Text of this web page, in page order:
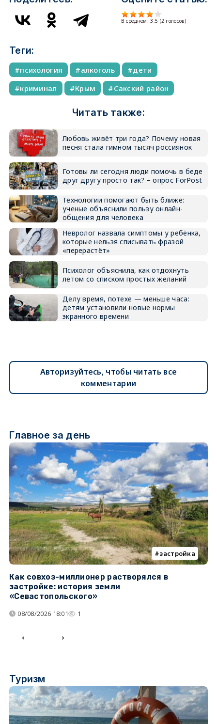
В среднем:3.5 (2 голосов)
Теги:
психология алкоголь
дети
криминал
Крым Сакский район
Читать также:
Любовь живёт три года? Почему новая
песня стала гимном тысяч россиянок
Готовы ли сегодня люди помочь в беде
друг другу просто так? – опрос ForPost
Технологии помогают быть ближе:
ученые объяснили пользу онлайн-
общения для человека
Невролог назвала симптомы у ребёнка,
которые нельзя списывать фразой
«перерастёт»
Психолог объяснила, как отдохнуть
летом со списком простых желаний
Делу время, потехе — меньше часа:
детям установили новые нормы
экранного времени
Авторизуйтесь, чтобы читать все
комментарии
Главное за день
застройка
Как совхоз-миллионер растворялся в
застройке: история земли
«Севастопольского»
08/08/2026 18:01 1
Туризм